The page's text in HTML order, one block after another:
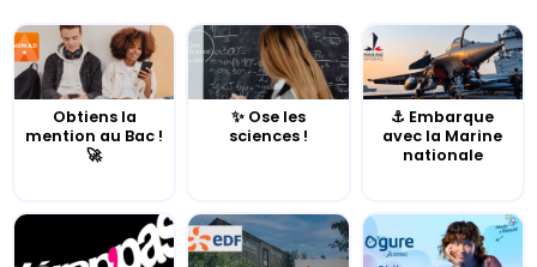
Obtiens la
mention au Bac !
🚀
✨ Ose les
sciences !
⚓️ Embarque
avec la Marine
nationale